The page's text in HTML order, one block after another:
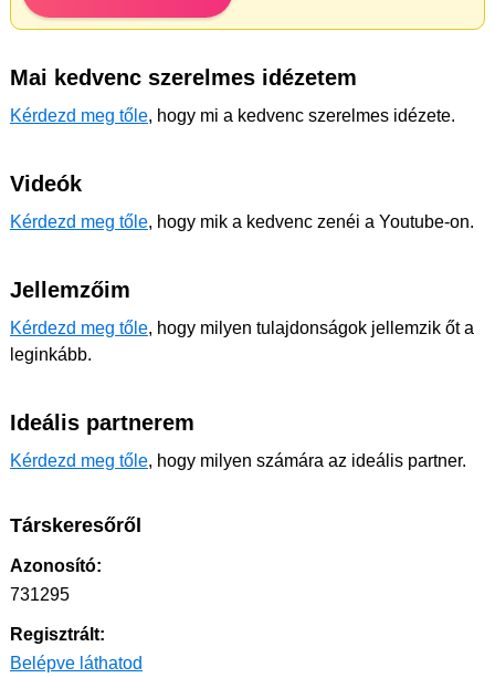
Mai kedvenc szerelmes idézetem
Kérdezd meg tőle, hogy mi a kedvenc szerelmes idézete.
Videók
Kérdezd meg tőle, hogy mik a kedvenc zenéi a Youtube-on.
Jellemzőim
Kérdezd meg tőle, hogy milyen tulajdonságok jellemzik őt a
leginkább.
Ideális partnerem
Kérdezd meg tőle, hogy milyen számára az ideális partner.
Társkeresőről
Azonosító:
731295
Regisztrált:
Belépve láthatod